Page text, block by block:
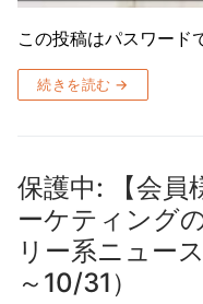
この投稿はパスワード
続きを読む →
保護中: 【会員
ーケティング
リー系ニュー
～10/31）